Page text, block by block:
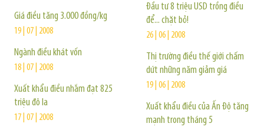
Giá điều tăng 3.000 đồng/kg
19 | 07 | 2008
Ngành điều khát vốn
18 | 07 | 2008
Xuất khẩu điều nhắm đạt 825
triệu đô la
17 | 07 | 2008
Đầu tư 8 triệu USD trồng điều
để... chặt bỏ!
26 | 06 | 2008
Thị trường điều thế giới chấm
dứt những năm giảm giá
19 | 06 | 2008
Xuất khẩu điều của Ấn Độ tăng
mạnh trong tháng 5